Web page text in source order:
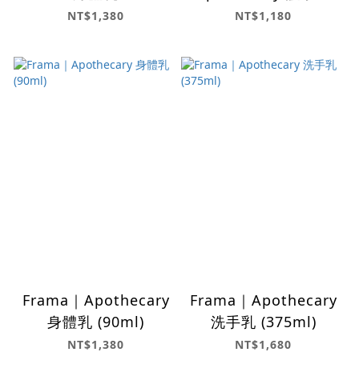
NT$1,380
(60ml)
NT$1,180
Frama｜Apothecary
身體乳 (90ml)
NT$1,380
Frama｜Apothecary
洗手乳 (375ml)
NT$1,680